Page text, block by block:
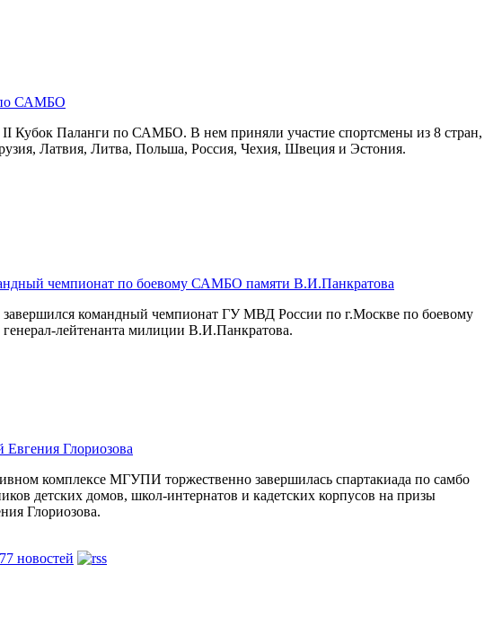
САМБО
Кубок Паланги по САМБО. В нем приняли участие спортсмены из 8 стран,
Латвия, Литва, Польша, Россия, Чехия, Швеция и Эстония.
чемпионат по боевому САМБО памяти В.И.Панкратова
завершился командный чемпионат ГУ МВД России по г.Москве по боевому
лейтенанта милиции В.И.Панкратова.
Глориозова
комплексе МГУПИ торжественно завершилась спартакиада по самбо
детских домов, школ-интернатов и кадетских корпусов на призы
Глориозова.
новостей